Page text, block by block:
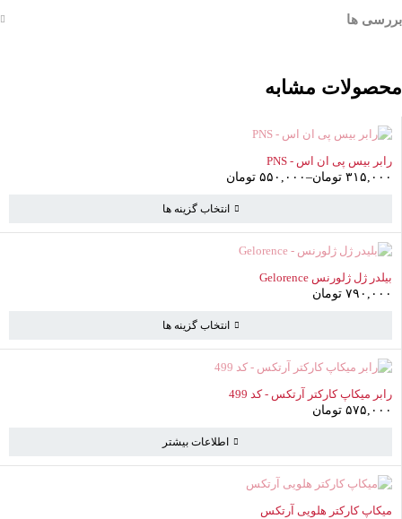
بررسی ها
محصولات مشابه
رابر بیس پی ان اس - PNS
۳۱۵,۰۰۰ تومان– ۵۵۰,۰۰۰ تومان
انتخاب گزینه ها
بیلدر ژل ژلورنس Gelorence
۷۹۰,۰۰۰ تومان
انتخاب گزینه ها
رابر میکاپ کارکتر آرتکس - کد 499
۵۷۵,۰۰۰ تومان
اطلاعات بیشتر
میکاپ کارکتر هلویی آرتکس
سبد خرید(0 موارد)